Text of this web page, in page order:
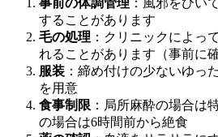
事前の体調管理 ：風邪をひい
することがあります
毛の処理 ：クリニックによっ
れることがあります（事前に確
服装 ：締め付けの少ないゆっ
を用意
食事制限 ：局所麻酔の場合は
の場合は6時間前から絶食